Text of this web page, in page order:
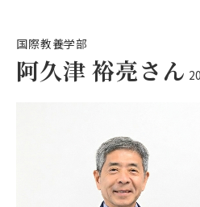
国際教養学部
阿久津 裕亮さん